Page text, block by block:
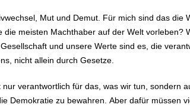
Mut und Demut. Für mich sind das
meisten Machthaber auf der Welt
und unsere Werte sind es, die
nicht allein durch Gesetze.
verantwortlich für das, was wir tun,
Demokratie zu bewahren. Aber dafür müssen